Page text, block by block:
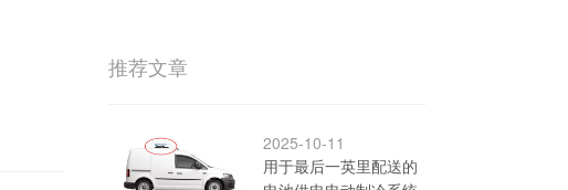
推荐文章
2025-10-11
用于最后一英里配送的